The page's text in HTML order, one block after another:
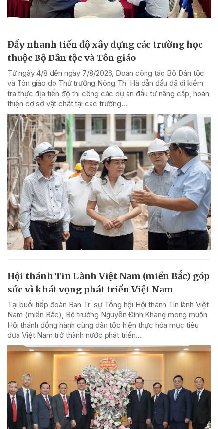
Đẩy nhanh tiến độ xây dựng các trường học
thuộc Bộ Dân tộc và Tôn giáo
Từ ngày 4/8 đến ngày 7/8/2026, Đoàn công tác Bộ Dân tộc
và Tôn giáo do Thứ trưởng Nông Thị Hà dẫn đầu đã đi kiểm
tra thực địa tiến độ thi công các dự án đầu tư nâng cấp, hoàn
thiện cơ sở vật chất tại các trường...
Hội thánh Tin Lành Việt Nam (miền Bắc) góp
sức vì khát vọng phát triển Việt Nam
Tại buổi tiếp đoàn Ban Trị sự Tổng hội Hội thánh Tin lành Việt
Nam (miền Bắc), Bộ trưởng Nguyễn Đình Khang mong muốn
Hội thánh đồng hành cùng dân tộc hiện thực hóa mục tiêu
đưa Việt Nam trở thành nước phát triển...